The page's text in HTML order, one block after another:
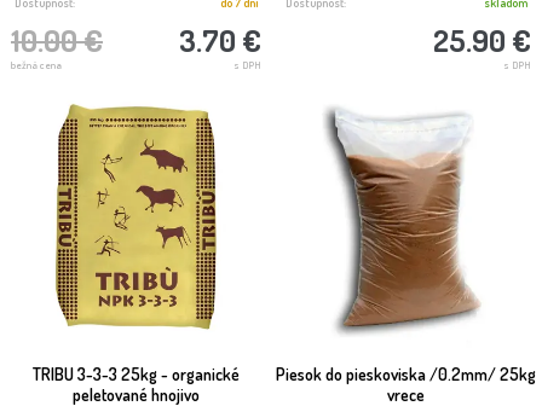
10.00 €
bežná cena
3.70 €
s DPH
25.90 €
s DPH
TRIBU 3-3-3 25kg - organické
peletované hnojivo
Piesok do pieskoviska /0.2mm/ 25kg
vrece